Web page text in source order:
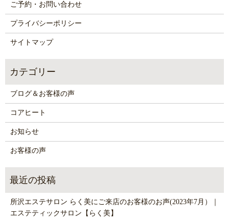
ご予約・お問い合わせ
プライバシーポリシー
サイトマップ
ブログ＆お客様の声
コアヒート
お知らせ
お客様の声
所沢エステサロン らく美にご来店のお客様のお声(2023年7月）｜
エステティックサロン【らく美】